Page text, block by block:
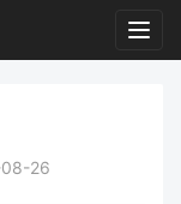
08-26